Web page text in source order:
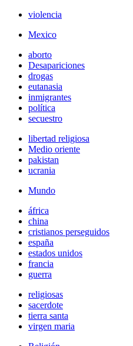
violencia
Mexico
aborto
Desapariciones
drogas
eutanasia
inmigrantes
política
secuestro
libertad religiosa
Medio oriente
pakistan
ucrania
Mundo
áfrica
china
cristianos perseguidos
españa
estados unidos
francia
guerra
religiosas
sacerdote
tierra santa
virgen maria